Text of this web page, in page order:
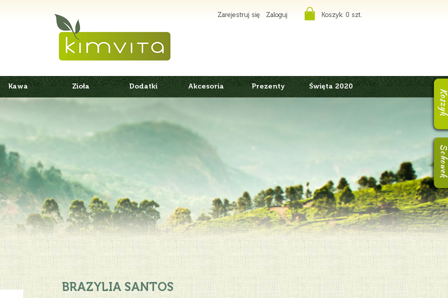
Koszyk: 0 szt.
Zarejestruj się Zaloguj
Kawa Zioła Dodatki Akcesoria Prezenty Święta 2020
BRAZYLIA SANTOS